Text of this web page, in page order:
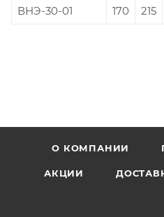
ВНЭ-30-01
170 215
О КОМПАНИИ
АКЦИИ